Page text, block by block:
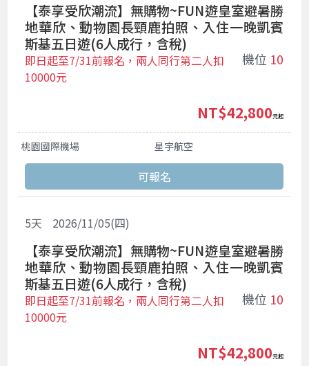
【泰享受欣潮流】無購物~FUN遊皇室避暑勝
地華欣、動物園長頸鹿拍照、入住一晚凱賓
斯基五日遊(6人成行，含稅)
機位 10
即日起至7/31前報名，兩人同行第二人扣
10000元
桃園國際機場 星宇航空
NT$42,800 起
2026/11/05(四)
5天
【泰享受欣潮流】無購物~FUN遊皇室避暑勝
地華欣、動物園長頸鹿拍照、入住一晚凱賓
斯基五日遊(6人成行，含稅)
機位 10
即日起至7/31前報名，兩人同行第二人扣
10000元
NT$42,800 起